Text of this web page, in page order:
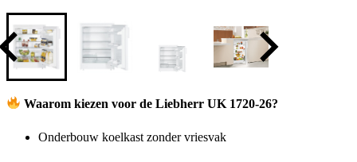
Waarom kiezen voor de Liebherr UK 1720-26?
Onderbouw koelkast zonder vriesvak